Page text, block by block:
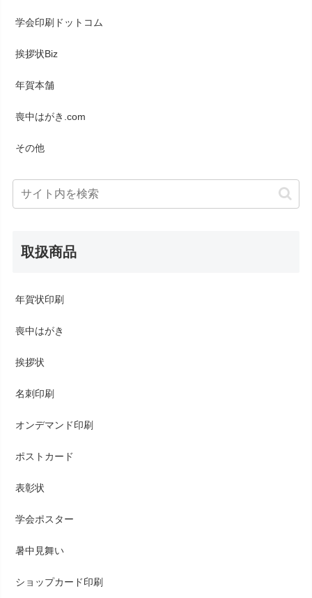
学会印刷ドットコム
挨拶状Biz
年賀本舗
喪中はがき.com
その他
取扱商品
年賀状印刷
喪中はがき
挨拶状
名刺印刷
オンデマンド印刷
ポストカード
表彰状
学会ポスター
暑中見舞い
ショップカード印刷